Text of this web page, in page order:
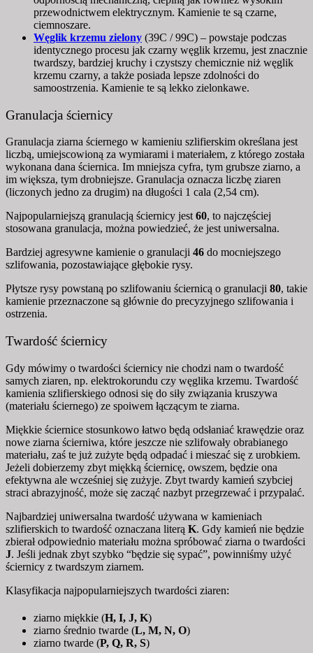
przewodnictwem elektrycznym. Kamienie te są czarne,
ciemnoszare.
Węglik krzemu zielony (39C / 99C) – powstaje podczas
identycznego procesu jak czarny węglik krzemu, jest znacznie
twardszy, bardziej kruchy i czystszy chemicznie niż węglik
krzemu czarny, a także posiada lepsze zdolności do
samoostrzenia. Kamienie te są lekko zielonkawe.
Granulacja ściernicy
Granulacja ziarna ściernego w kamieniu szlifierskim określana jest
liczbą, umiejscowioną za wymiarami i materiałem, z którego została
wykonana dana ściernica. Im mniejsza cyfra, tym grubsze ziarno, a
im większa, tym drobniejsze. Granulacja oznacza liczbę ziaren
(liczonych jedno za drugim) na długości 1 cala (2,54 cm).
Najpopularniejszą granulacją ściernicy jest 60, to najczęściej
stosowana granulacja, można powiedzieć, że jest uniwersalna.
Bardziej agresywne kamienie o granulacji 46 do mocniejszego
szlifowania, pozostawiające głębokie rysy.
Płytsze rysy powstaną po szlifowaniu ściernicą o granulacji 80, takie
kamienie przeznaczone są głównie do precyzyjnego szlifowania i
ostrzenia.
Twardość ściernicy
Gdy mówimy o twardości ściernicy nie chodzi nam o twardość
samych ziaren, np. elektrokorundu czy węglika krzemu. Twardość
kamienia szlifierskiego odnosi się do siły związania kruszywa
(materiału ściernego) ze spoiwem łączącym te ziarna.
Miękkie ściernice stosunkowo łatwo będą odsłaniać krawędzie oraz
nowe ziarna ścierniwa, które jeszcze nie szlifowały obrabianego
materiału, zaś te już zużyte będą odpadać i mieszać się z urobkiem.
Jeżeli dobierzemy zbyt miękką ściernicę, owszem, będzie ona
efektywna ale wcześniej się zużyje. Zbyt twardy kamień szybciej
straci abrazyjność, może się zacząć nazbyt przegrzewać i przypalać.
Najbardziej uniwersalna twardość używana w kamieniach
szlifierskich to twardość oznaczana literą K. Gdy kamień nie będzie
zbierał odpowiednio materiału można spróbować ziarna o twardości
J. Jeśli jednak zbyt szybko “będzie się sypać”, powinniśmy użyć
ściernicy z twardszym ziarnem.
Klasyfikacja najpopularniejszych twardości ziaren:
ziarno miękkie (H, I, J, K)
ziarno średnio twarde (L, M, N, O)
ziarno twarde (P, Q, R, S)